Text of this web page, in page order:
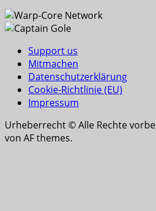
Support us
Mitmachen
Datenschutzerklärung
Cookie-Richtlinie (EU)
Impressum
Urheberrecht © Alle Rechte
von AF themes.